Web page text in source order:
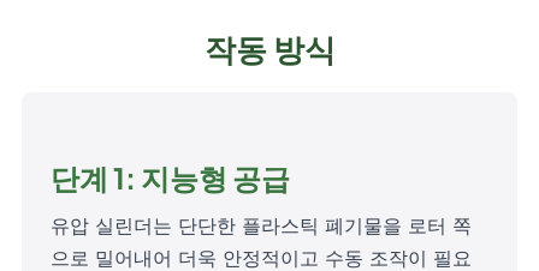
작동 방식
단계 1: 지능형 공급
유압 실린더는 단단한 플라스틱 폐기물을 로터 쪽
으로 밀어내어 더욱 안정적이고 수동 조작이 필요